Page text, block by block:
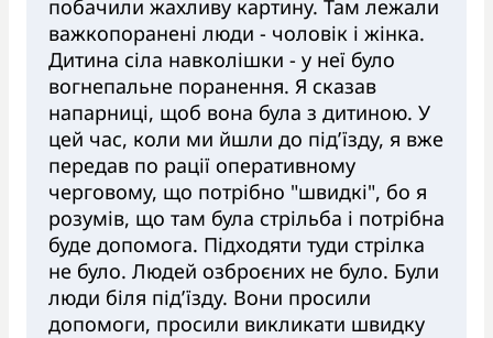
побачили жахливу картину. Там лежали
важкопоранені люди - чоловік і жінка.
Дитина сіла навколішки - у неї було
вогнепальне поранення. Я сказав
напарниці, щоб вона була з дитиною. У
цей час, коли ми йшли до під’їзду, я вже
передав по рації оперативному
черговому, що потрібно "швидкі", бо я
розумів, що там була стрільба і потрібна
буде допомога. Підходяти туди стрілка
не було. Людей озброєних не було. Були
люди біля під’їзду. Вони просили
допомоги, просили викликати швидку